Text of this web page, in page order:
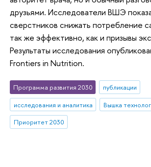
друзьями. Исследователи ВШЭ
сверстников снижать потребление
так же эффективно, как и призывы
Результаты исследования
Frontiers in Nutrition.
Программа развития 2030
публикации
исследования и аналитика
Вышка
Приоритет 2030